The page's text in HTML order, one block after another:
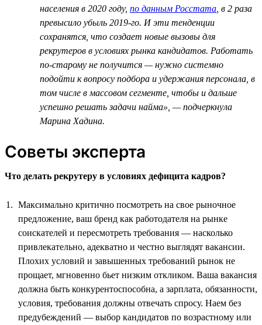
населения в 2020 году, по данным Росстата , в 2 раза
превысило убыль 2019-го. И эти тенденции
сохранятся, что создает новые вызовы для
рекрутеров в условиях рынка кандидатов. Работать
по-старому не получится — нужно системно
подойти к вопросу подбора и удержания персонала, в
том числе в массовом сегменте, чтобы и дальше
успешно решать задачи найма», — подчеркнула
Марина Хадина.
Советы эксперта
Что делать рекрутеру в условиях дефицита кадров?
Максимально критично посмотреть на свое рыночное
предложение, ваш бренд как работодателя на рынке
соискателей и пересмотреть требования — насколько
привлекательно, адекватно и честно выглядят вакансии.
Плохих условий и завышенных требований рынок не
прощает, мгновенно бьет низким откликом. Ваша вакансия
должна быть конкурентоспособна, а зарплата, обязанности,
условия, требования должны отвечать спросу. Наем без
предубеждений — выбор кандидатов по возрастному или